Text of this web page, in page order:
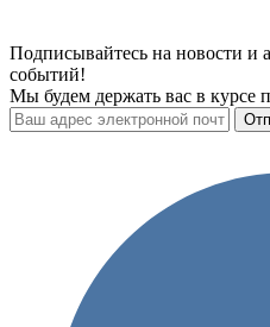
Подписывайтесь на новости и
событий!
Мы будем держать вас в курсе